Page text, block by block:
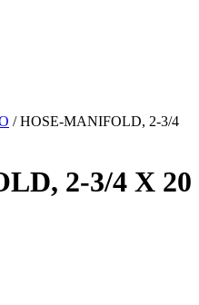
/ HOSE-MANIFOLD, 2-3/4
2-3/4 X 20